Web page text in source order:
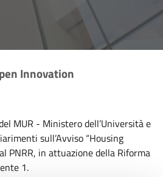
Innovation
MUR - Ministero dell’Università e
sull’Avviso “Housing
PNRR, in attuazione della Riforma
1.